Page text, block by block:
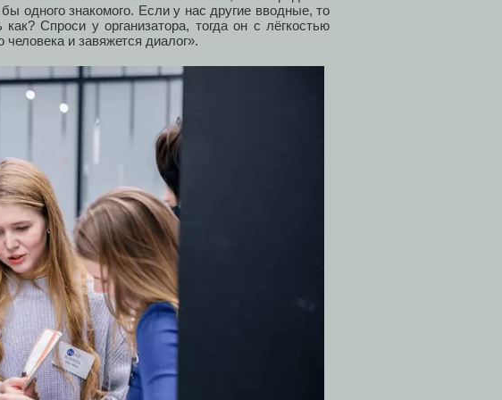
одного знакомого. Если у нас другие вводные, то
Спроси у организатора, тогда он с лёгкостью
и завяжется диалог».